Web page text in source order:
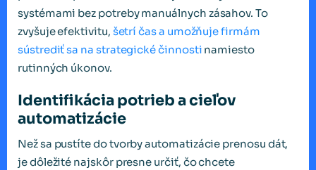
systémami bez potreby manuálnych zásahov. To
zvyšuje efektivitu, šetrí čas a umožňuje firmám
sústrediť sa na strategické činnosti namiesto
rutinných úkonov.
Identifikácia potrieb a cieľov
automatizácie
Než sa pustíte do tvorby automatizácie prenosu dát,
je dôležité najskôr presne určiť, čo chcete